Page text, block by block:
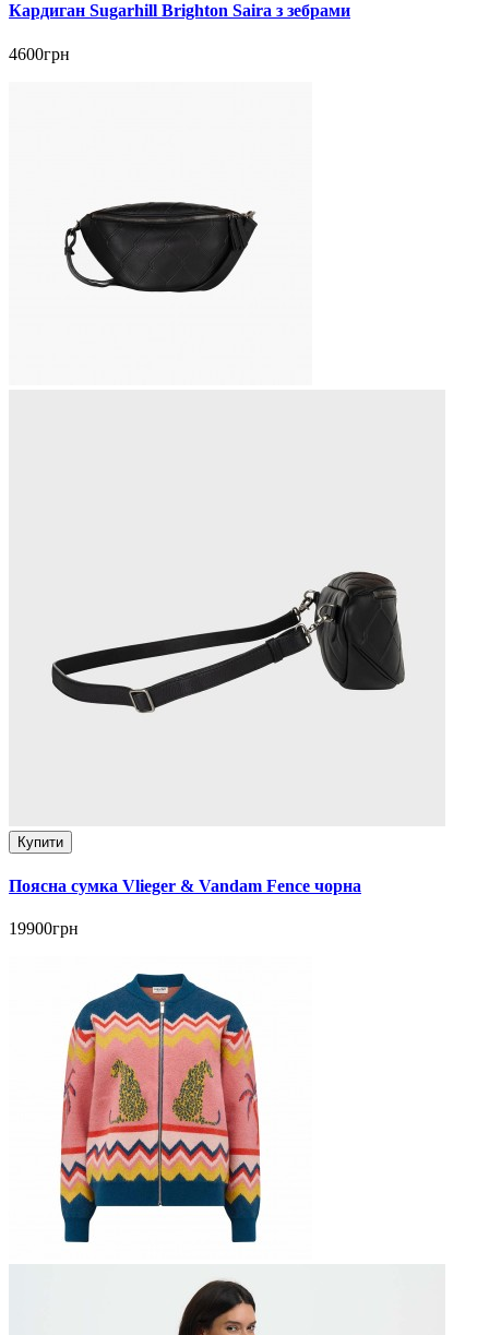
Кардиган Sugarhill Brighton Saira з зебрами
4600грн
Купити
Поясна сумка Vlieger & Vandam Fence чорна
19900грн